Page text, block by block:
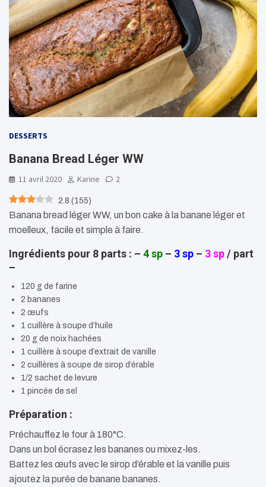
DESSERTS
Banana Bread Léger WW
11 avril 2020 Karine 2
2.8 (155)
Banana bread léger WW, un bon cake à la banane léger et
moelleux, facile et simple à faire.
Ingrédients pour 8 parts : – 4 sp – 3 sp – 3 sp/ part
–
120 g de farine
2 bananes
2 œufs
1 cuillère à soupe d’huile
20 g de noix hachées
1 cuillère à soupe d’extrait de vanille
2 cuillères à soupe de sirop d’érable
1/2 sachet de levure
1 pincée de sel
Préparation :
Préchauffez le four à 180°C.
Dans un bol écrasez les bananes ou mixez-les.
Battez les œufs avec le sirop d’érable et la vanille puis
ajoutez la purée de banane bananes.